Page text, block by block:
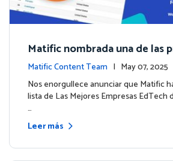
Matific nombrada una de las
presas EdTech del mundo por
Matific Content Team | May 07,
ventos
Nos enorgullece anunciar que Matific
lista de Las Mejores Empresas EdTech
…
Leer más